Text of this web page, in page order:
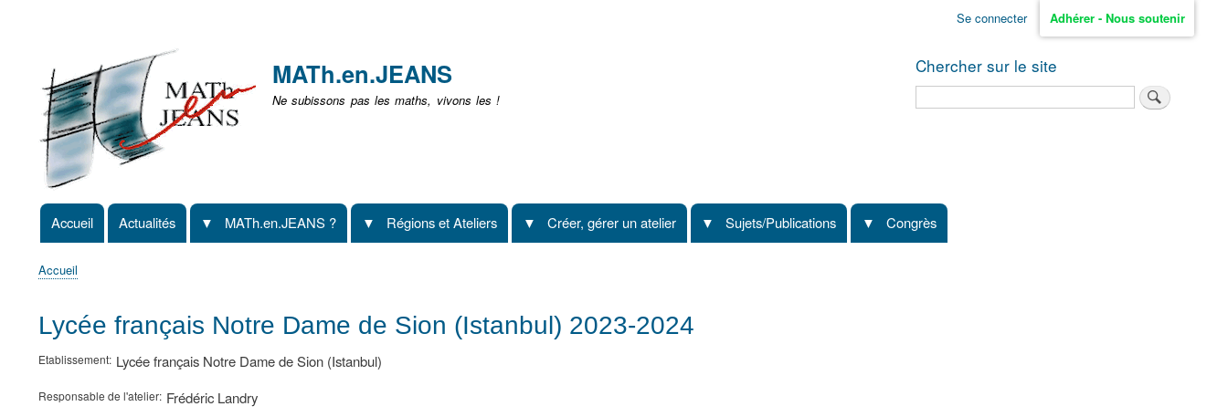
non
identifié
Se connecter Adhérer - Nous soutenir
MATh.en.JEANS
Ne subissons pas les maths, vivons les !
Chercher sur le site
Navigation
principale
Accueil Actualités MATh.en.JEANS ? Régions et Ateliers Créer, gérer un atelier Sujets/Publications Congrès
d'Ariane
Accueil
Lycée français Notre Dame de Sion (Istanbul) 2023-2024
Etablissement Lycée français Notre Dame de Sion (Istanbul)
Responsable de l'atelier Frédéric Landry